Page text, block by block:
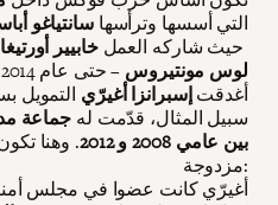
التي أسسها وترأسهاسانتياغو
حيث شاركه العملخابيير
لوس مونتيروس
أغدقتإسبرانزا أغيرّي التمويل
سبيل المثال، قدّمت له
بين عامي 2008 و 2012
. وهنا
مزدوجة:
أغيرّي كانت عضوا في مجلس